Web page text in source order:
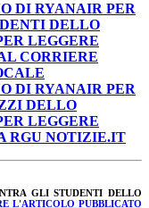
DI RYANAIR PER
DELLO
LEGGERE
CORRIERE
DI RYANAIR PER
DELLO
LEGGERE
RGU NOTIZIE.IT
GLI STUDENTI DELLO
L'ARTICOLO PUBBLICATO